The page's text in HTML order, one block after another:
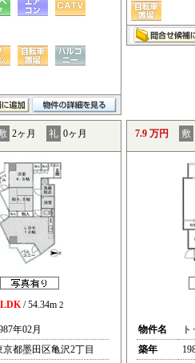
2ヶ月 礼 0ヶ月
/ 54.34m 2
年02月
京都墨田区亀沢2丁目
7.9 万円 敷
物件名
築年